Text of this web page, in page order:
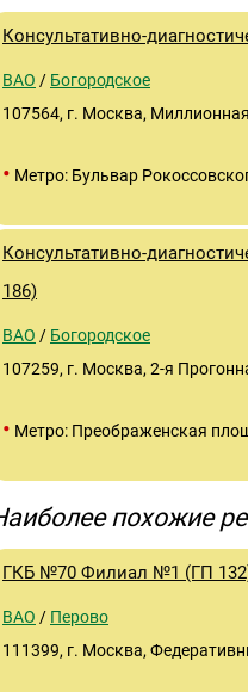
Консультативно-
ВАО / Богородское
107564, г. Москва,
• Метро: Бульвар
Консультативно-
186)
ВАО / Богородское
107259, г. Москва, 2-я
• Метро: Преображенская
похожие
ГКБ №70 Филиал №1 (ГП
ВАО / Перово
111399, г. Москва,